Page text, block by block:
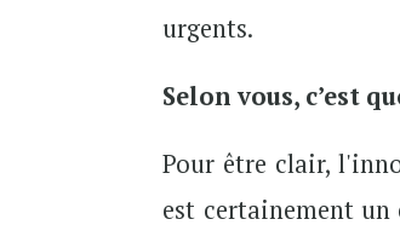
urgents.
Selon vous, c’est
Pour être clair,
est certainement